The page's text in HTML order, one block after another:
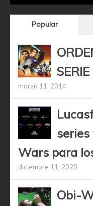
Popular
marzo 11, 2014
Wars para
diciembre 11, 2020
Obi-